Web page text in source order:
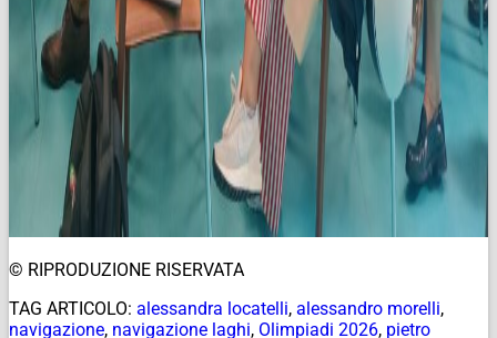
© RIPRODUZIONE RISERVATA
TAG ARTICOLO: alessandra locatelli, alessandro morelli,
navigazione, navigazione laghi, Olimpiadi 2026, pietro